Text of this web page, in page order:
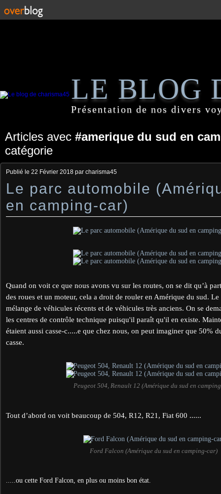
LE BLOG
Présentation de nos divers
Articles avec #amerique du sud en
catégorie
Publié le 22 Février 2018 par charisma45
Le parc automobile
en camping-car)
Quand on voit ce que nous avons vu sur les routes, on se dit qu’à
des roues et un moteur, cela a droit de rouler en Amérique du sud.
mélange de véhicules récents et de véhicules très anciens. On se
les centres de contrôle technique puisqu'il paraît qu'il en existe.
étaient aussi casse-c.....e que chez nous, on peut imaginer que 50%
casse.
Peugeot 504, Renault 12 (Amérique du sud en
Tout d’abord on voit beaucoup de 504, R12, R21, Fiat 600 ......
Ford Falcon (Amérique du sud en camping-car)
.....ou cette Ford Falcon, en plus ou moins bon état.